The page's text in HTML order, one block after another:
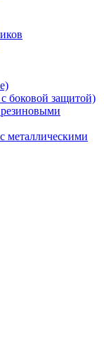
боковой защитой)
резиновыми
металлическими